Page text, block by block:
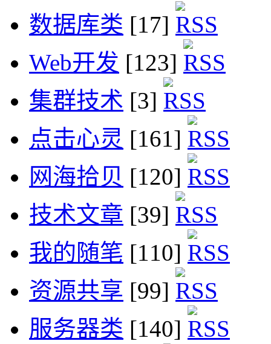
数据库类 [17]
Web开发 [123]
集群技术 [3]
点击心灵 [161]
网海拾贝 [120]
技术文章 [39]
我的随笔 [110]
资源共享 [99]
服务器类 [140]